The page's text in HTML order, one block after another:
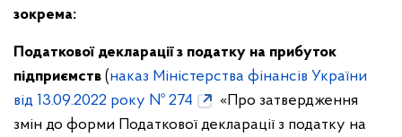
зокрема:
Податкової декларації з податку на прибуток
підприємств (наказ Міністерства фінансів України
від 13.09.2022 року № 274
«Про затвердження
змін до форми Податкової декларації з податку на